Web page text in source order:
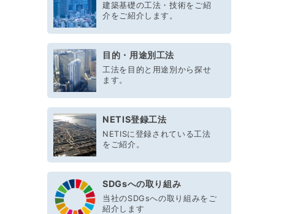
建築基礎の工法・技術をご紹
介をご紹介します。
目的・用途別工法
工法を目的と用途別から探せ
ます。
NETIS登録工法
NETISに登録されている工法
をご紹介。
SDGsへの取り組み
当社のSDGsへの取り組みをご
紹介します